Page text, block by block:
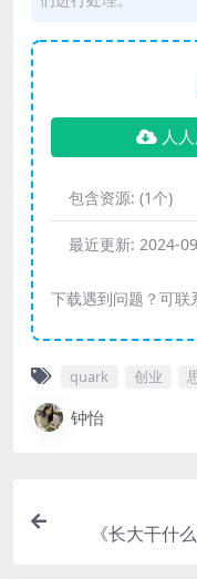
人
包含资源: (1个)
最近更新: 2024-
下载遇到问题？可联
quark 创业
钟怡
《长大干什